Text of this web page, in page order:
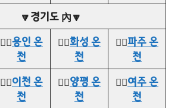
🔽경기도 內🔽
👉🏻용인 온
천
👉🏻화성 온
천
👉🏻파주 온
천
👉🏻이천 온
천
👉🏻양평 온
천
👉🏻여주 온
천